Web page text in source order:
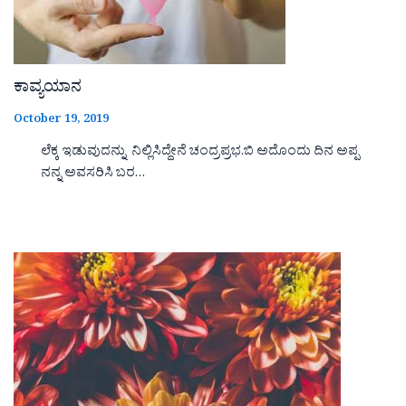
ಕಾವ್ಯಯಾನ
October 19, 2019
ಲೆಕ್ಕ ಇಡುವುದನ್ನು ನಿಲ್ಲಿಸಿದ್ದೇನೆ ಚಂದ್ರಪ್ರಭ.ಬಿ ಅದೊಂದು ದಿನ ಅಪ್ಪ
ನನ್ನ ಅವಸರಿಸಿ ಬರ…